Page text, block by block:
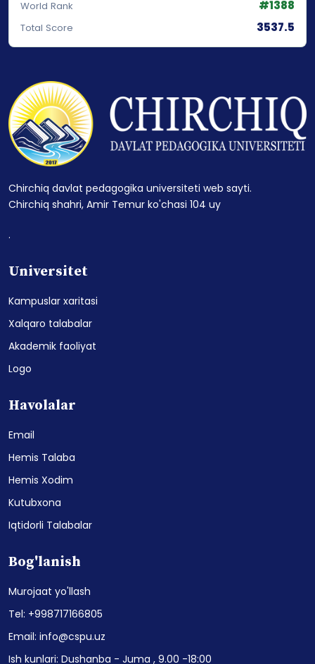
World Rank #1388
Total Score 3537.5
Chirchiq davlat pedagogika universiteti web sayti.
Chirchiq shahri, Amir Temur ko'chasi 104 uy
.
Universitet
Kampuslar xaritasi
Xalqaro talabalar
Akademik faoliyat
Logo
Havolalar
Email
Hemis Talaba
Hemis Xodim
Kutubxona
Iqtidorli Talabalar
Bog'lanish
Murojaat yo'llash
Tel: +998717166805
Email: info@cspu.uz
Ish kunlari: Dushanba - Juma , 9.00 -18:00